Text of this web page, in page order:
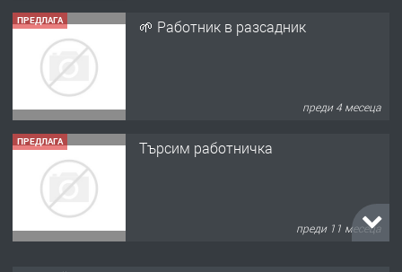
ПРЕДЛАГА 🌱 Работник в разсадник
преди 4 месеца
ПРЕДЛАГА Търсим работничка
преди 11 месеца